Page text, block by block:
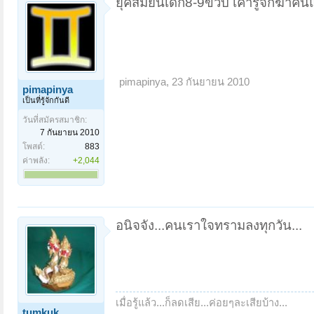
pimapinya
เป็นที่รู้จักกันดี
วันที่สมัครสมาชิก:
7 กันยายน 2010
โพสต์:
883
ค่าพลัง:
+2,044
pimapinya, 23 กันยายน 2010
อนิจจัง...คนเราใจทรามลงทุกวัน...
เมื่อรู้แล้ว...ก็ลดเสีย...ค่อยๆละเสียบ้าง...